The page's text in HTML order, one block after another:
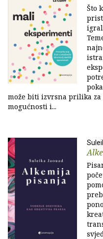
Što
može biti izvrsna prilika
mogućnosti i...